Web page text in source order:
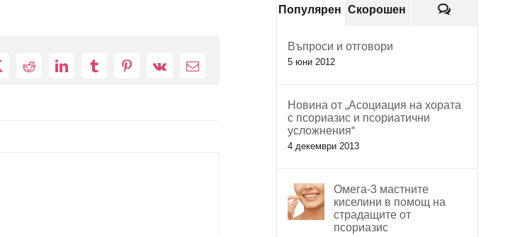
RedditLinkedInTumblrPinterest
Vk
Електронна
Популярен Скорошен Коментари
Въпроси и отговори
5 юни 2012
Новина от „Асоциация на хората
с псориазис и псориатични
усложнения“
4 декември 2013
Омега-3 мастните
киселини в помощ на
страдащите от
псориазис